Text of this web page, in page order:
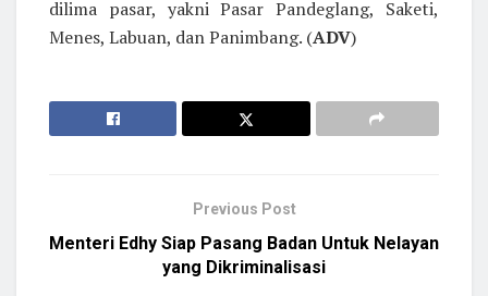
dilima pasar, yakni Pasar Pandeglang, Saketi,
Menes, Labuan, dan Panimbang. (ADV)
Previous Post
Menteri Edhy Siap Pasang Badan Untuk Nelayan
yang Dikriminalisasi